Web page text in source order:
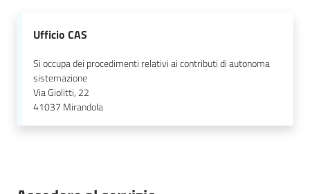
Ufficio CAS
Si occupa dei procedimenti relativi ai contributi di autonoma
sistemazione
Via Giolitti, 22
41037 Mirandola